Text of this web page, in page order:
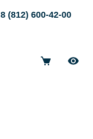
8 (812) 600-42-00